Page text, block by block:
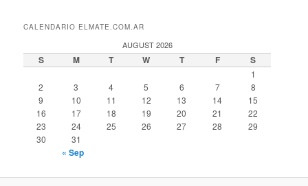
CALENDARIO ELMATE.COM.AR
AUGUST 2026
S M T W T F S
1
2
3 4 5 6 7
8
9
10 11 12 13 14
15
16
17 18 19 20 21
22
23
24 25 26 27 28
29
30
31
« Sep